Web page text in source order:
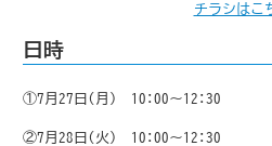
チラシはこ
日時
①7月27日(月) 10:00～12:30
②7月28日(火) 10:00～12:30